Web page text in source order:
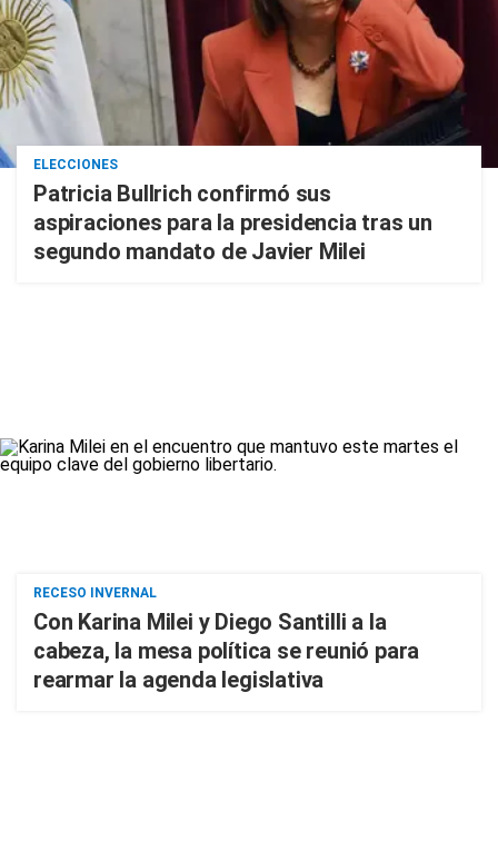
ELECCIONES
Patricia Bullrich confirmó sus
aspiraciones para la presidencia tras un
segundo mandato de Javier Milei
RECESO INVERNAL
Con Karina Milei y Diego Santilli a la
cabeza, la mesa política se reunió para
rearmar la agenda legislativa